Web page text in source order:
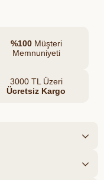
%100Müşteri
Memnuniyeti
3000 TL Üzeri
Ücretsiz Kargo